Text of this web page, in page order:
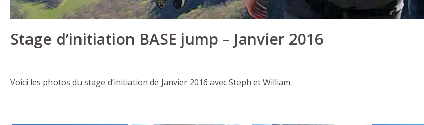
Stage d’initiation BASE jump – Janvier 2016
Voici les photos du stage d’initiation de Janvier 2016 avec Steph et William.